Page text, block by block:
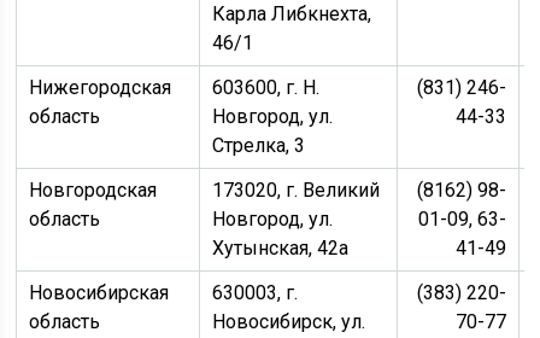
Карла Либкнехта,
46/1
Нижегородская
область
603600, г. Н.
Новгород, ул.
Стрелка, 3
(831) 246-
44-33
Новгородская
область
173020, г. Великий
Новгород, ул.
Хутынская, 42а
(8162) 98-
01-09, 63-
41-49
Новосибирская
область
630003, г.
Новосибирск, ул.
(383) 220-
70-77